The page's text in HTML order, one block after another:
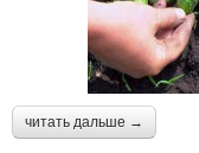
читать дальше →